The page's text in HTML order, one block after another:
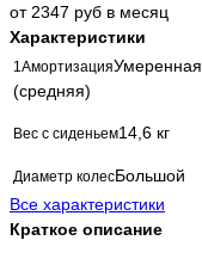
от 2347 руб в месяц
Характеристики
1АмортизацияУмеренная
(средняя)
Вес с сиденьем14,6 кг
Диаметр колесБольшой
Все характеристики
Краткое описание